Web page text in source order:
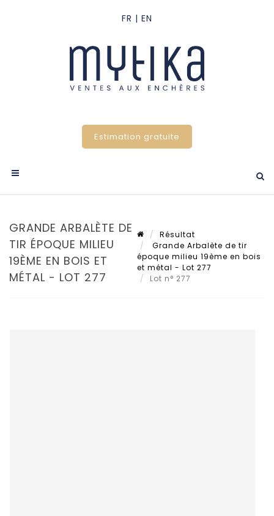
Estimation gratuite
GRANDE ARBALÈTE DE
TIR ÉPOQUE MILIEU
19ÈME EN BOIS ET
MÉTAL - LOT 277
Résultat
Grande Arbalète de tir
époque milieu 19ème en bois
et métal - Lot 277
Lot n° 277